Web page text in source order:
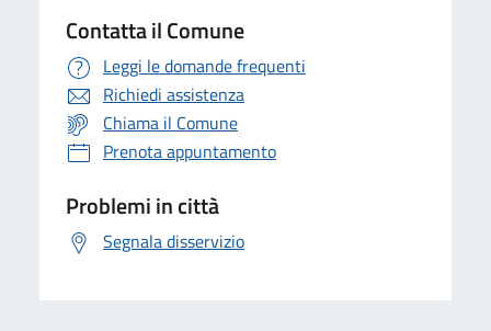
Contatta il Comune
Leggi le domande frequenti
Richiedi assistenza
Chiama il Comune
Prenota appuntamento
Problemi in città
Segnala disservizio